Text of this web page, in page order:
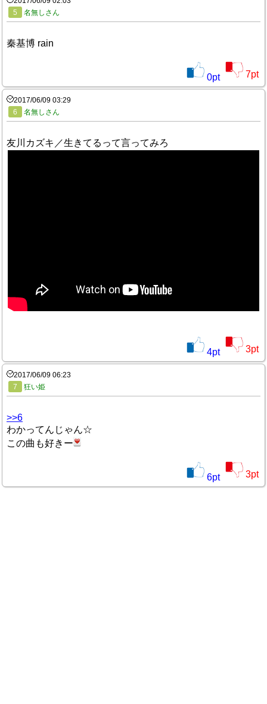
5
名無しさん
秦基博 rain
0pt 7pt
2017/06/09 03:29
6
名無しさん
友川カズキ／生きてるって言ってみろ
4pt 3pt
2017/06/09 06:23
7
狂い姫
>>6
わかってんじゃん☆
この曲も好きー
6pt 3pt